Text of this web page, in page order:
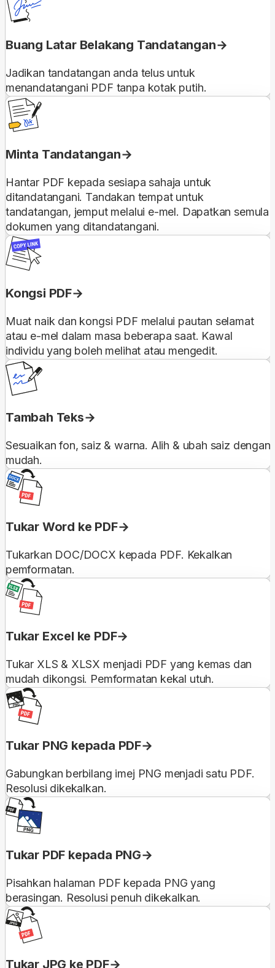
Buang Latar Belakang Tandatangan
Jadikan tandatangan anda telus untuk
menandatangani PDF tanpa kotak putih.
Minta Tandatangan
Hantar PDF kepada sesiapa sahaja untuk
ditandatangani. Tandakan tempat untuk
tandatangan, jemput melalui e-mel. Dapatkan semula
dokumen yang ditandatangani.
Kongsi PDF
Muat naik dan kongsi PDF melalui pautan selamat
atau e-mel dalam masa beberapa saat. Kawal
individu yang boleh melihat atau mengedit.
Tambah Teks
Sesuaikan fon, saiz & warna. Alih & ubah saiz dengan
mudah.
Tukar Word ke PDF
Tukarkan DOC/DOCX kepada PDF. Kekalkan
pemformatan.
Tukar Excel ke PDF
Tukar XLS & XLSX menjadi PDF yang kemas dan
mudah dikongsi. Pemformatan kekal utuh.
Tukar PNG kepada PDF
Gabungkan berbilang imej PNG menjadi satu PDF.
Resolusi dikekalkan.
Tukar PDF kepada PNG
Pisahkan halaman PDF kepada PNG yang
berasingan. Resolusi penuh dikekalkan.
Tukar JPG ke PDF